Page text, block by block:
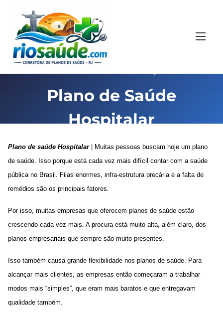
o
Plano de Saúde
Hospitalar
Plano de saúde Hospitalar| Muitas pessoas buscam hoje um plano
de saúde. Isso porque está cada vez mais difícil contar com a saúde
pública no Brasil. Filas enormes, infra-estrutura precária e a falta de
remédios são os principais fatores.
Por isso, muitas empresas que oferecem planos de saúde estão
crescendo cada vez mais. A procura está muito alta, além claro, dos
planos empresariais que sempre são muito presentes.
Isso também causa grande flexibilidade nos planos de saúde. Para
alcançar mais clientes, as empresas então começaram a trabalhar
modos mais “simples”, que eram mais baratos e que entregavam
qualidade também.